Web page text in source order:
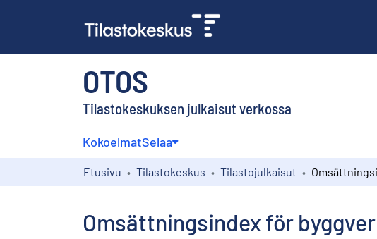
OTOS
Tilastokeskuksen julkaisut verkossa
KokoelmatSelaa
Etusivu Tilastokeskus Tilastojulkaisut
Omsättningsindex för